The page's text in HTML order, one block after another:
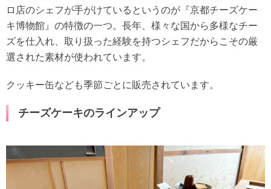
ロ店のシェフが手がけているというのが『京都チーズケー
キ博物館』の特徴の一つ。長年、様々な国から多様なチー
ズを仕入れ、取り扱った経験を持つシェフだからこその厳
選された素材が使われています。
クッキー缶なども季節ごとに販売されています。
チーズケーキのラインアップ